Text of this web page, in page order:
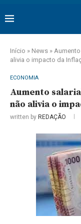
Início » News »
alivia o impacto da
ECONOMIA
Aumento
não alivia o
written by REDAÇÃO